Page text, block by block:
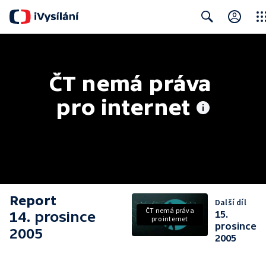
ČT nemá práva
pro internet
Report
14. prosince
2005
ČT nemá práva
pro internet
Další díl
15.
prosince
2005